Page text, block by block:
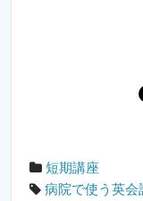
短期講座
病院で使う英会